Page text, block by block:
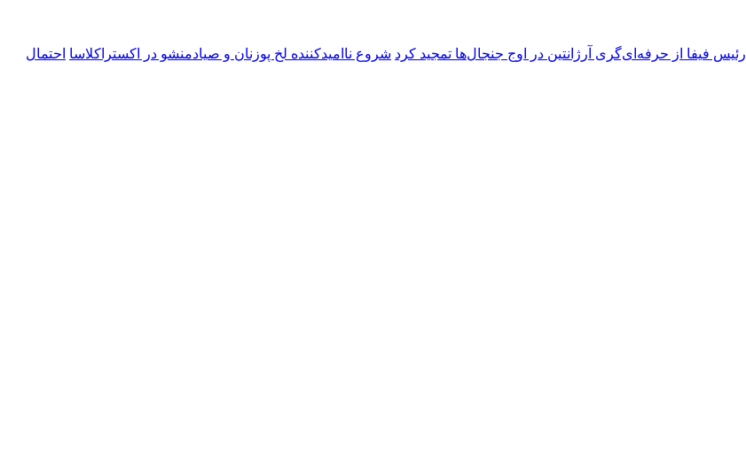
رئیس فیفا از حرفه‌ای‌گری آرژانتین در اوج جنجال‌ها تمجید کرد شروع ناامیدکننده لخ پوزنان و صیادمنشو در اکستراکلاسا احتمال